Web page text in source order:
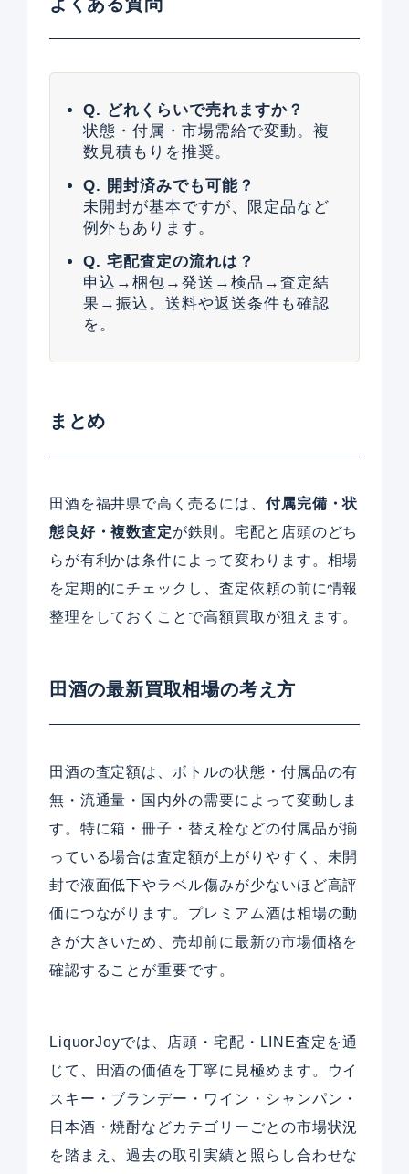
Q. どれくらいで売れますか？
状態・付属・市場需給で変動。複
数見積もりを推奨。
Q. 開封済みでも可能？
未開封が基本ですが、限定品など
例外もあります。
Q. 宅配査定の流れは？
申込→梱包→発送→検品→査定結
果→振込。送料や返送条件も確認
を。
まとめ
田酒を福井県で高く売るには、 付属完備・状
態良好・複数査定が鉄則。宅配と店頭のどち
らが有利かは条件によって変わります。相場
を定期的にチェックし、査定依頼の前に情報
整理をしておくことで高額買取が狙えます。
田酒の最新買取相場の考え方
田酒の査定額は、ボトルの状態・付属品の有
無・流通量・国内外の需要によって変動しま
す。特に箱・冊子・替え栓などの付属品が揃
っている場合は査定額が上がりやすく、未開
封で液面低下やラベル傷みが少ないほど高評
価につながります。プレミアム酒は相場の動
きが大きいため、売却前に最新の市場価格を
確認することが重要です。
LiquorJoyでは、店頭・宅配・LINE査定を通
じて、田酒の価値を丁寧に見極めます。ウイ
スキー・ブランデー・ワイン・シャンパン・
日本酒・焼酎などカテゴリーごとの市場状況
を踏まえ、過去の取引実績と照らし合わせな